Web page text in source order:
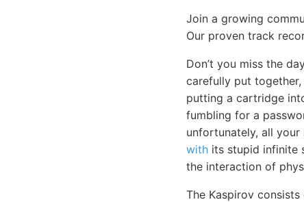
Join a growing
Our proven track
Don’t you miss the
carefully put together,
putting a cartridge
fumbling for a
unfortunately, all
with its stupid infinite
the interaction of
The Kaspirov consists